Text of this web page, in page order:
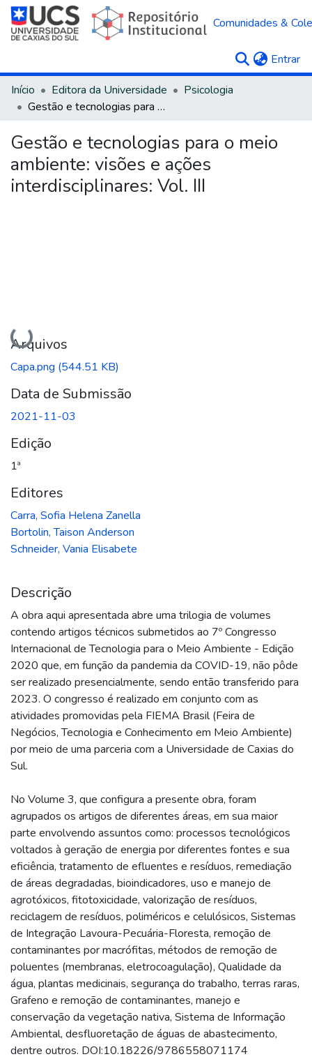
Comunidades &
Entrar
Início Editora da Universidade
Psicologia
Gestão e tecnologias para o meio ambiente: visões e ações interdisciplinares: Vol. III
Gestão e tecnologias para o meio
ambiente: visões e ações
interdisciplinares: Vol. III
Carregando...
Arquivos
Capa.png (544.51 KB)
Data de Submissão
2021-11-03
Edição
1ª
Editores
Carra, Sofia Helena Zanella
Bortolin, Taison Anderson
Schneider, Vania Elisabete
Descrição
A obra aqui apresentada abre uma trilogia de volumes
contendo artigos técnicos submetidos ao 7º Congresso
Internacional de Tecnologia para o Meio Ambiente - Edição
2020 que, em função da pandemia da COVID-19, não pôde
ser realizado presencialmente, sendo então transferido para
2023. O congresso é realizado em conjunto com as
atividades promovidas pela FIEMA Brasil (Feira de
Negócios, Tecnologia e Conhecimento em Meio Ambiente)
por meio de uma parceria com a Universidade de Caxias do
Sul.
No Volume 3, que configura a presente obra, foram
agrupados os artigos de diferentes áreas, em sua maior
parte envolvendo assuntos como: processos tecnológicos
voltados à geração de energia por diferentes fontes e sua
eficiência, tratamento de efluentes e resíduos, remediação
de áreas degradadas, bioindicadores, uso e manejo de
agrotóxicos, fitotoxicidade, valorização de resíduos,
reciclagem de resíduos, poliméricos e celulósicos, Sistemas
de Integração Lavoura-Pecuária-Floresta, remoção de
contaminantes por macrófitas, métodos de remoção de
poluentes (membranas, eletrocoagulação), Qualidade da
água, plantas medicinais, segurança do trabalho, terras raras,
Grafeno e remoção de contaminantes, manejo e
conservação da vegetação nativa, Sistema de Informação
Ambiental, desfluoretação de águas de abastecimento,
dentre outros. DOI:10.18226/9786558071174